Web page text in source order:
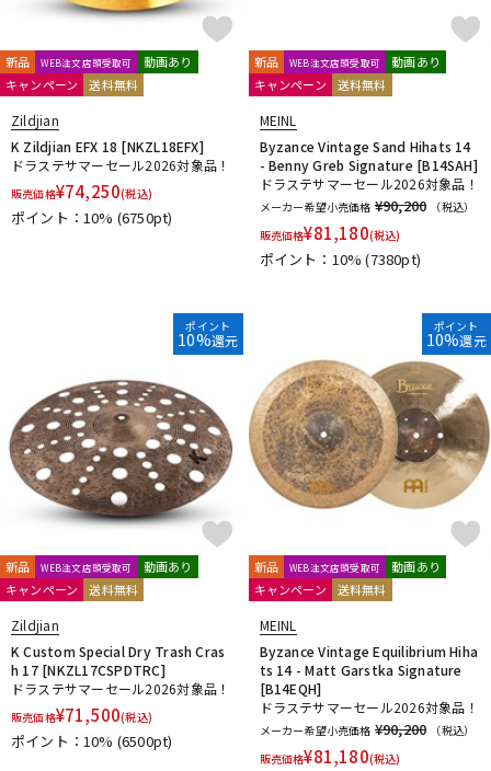
新品 WEB注文店頭受取可
動画あり
キャンペーン
送料無料
Zildjian
K Zildjian EFX 18 [NKZL18EFX]
ドラステサマーセール2026対象品！
販売価格¥74,250(税込)
ポイント：10% (6750pt)
新品 WEB注文店頭受取可
動画あり
キャンペーン
送料無料
MEINL
Byzance Vintage Sand Hihats 14
- Benny Greb Signature [B14SAH]
ドラステサマーセール2026対象品！
メーカー希望小売価格 ¥90,200
（税込）
販売価格¥81,180(税込)
ポイント：10%(7380pt)
ポイント
10%還元
新品 WEB注文店頭受取可
動画あり
キャンペーン
送料無料
Zildjian
K Custom Special Dry Trash Cras
h 17 [NKZL17CSPDTRC]
ドラステサマーセール2026対象品！
販売価格¥71,500(税込)
ポイント：10% (6500pt)
ポイント
10%還元
新品 WEB注文店頭受取可
動画あり
キャンペーン
送料無料
MEINL
Byzance Vintage Equilibrium Hiha
ts 14 - Matt Garstka Signature
[B14EQH]
ドラステサマーセール2026対象品！
メーカー希望小売価格 ¥90,200
（税込）
販売価格¥81,180(税込)